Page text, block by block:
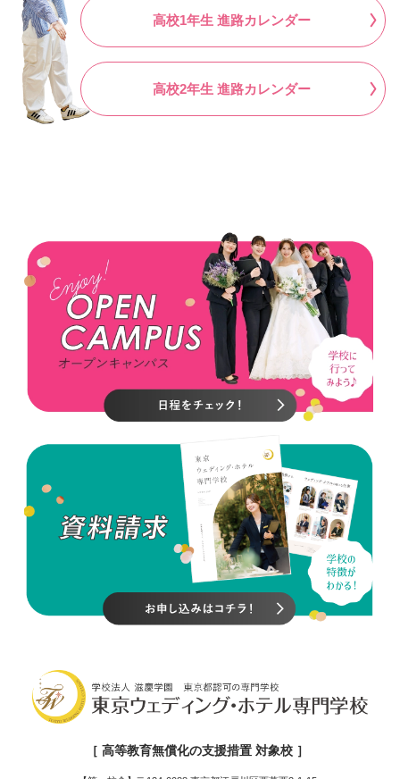
高校1年生 進路カレンダー
高校2年生 進路カレンダー
［ 高等教育無償化の支援措置 対象校 ］